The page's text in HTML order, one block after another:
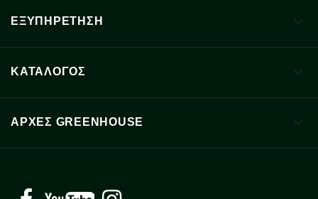
ΕΞΥΠΗΡΕΤΗΣΗ 
ΚΑΤΑΛΟΓΟΣ 
ΑΡΧΈΣ GREENHOUSE 